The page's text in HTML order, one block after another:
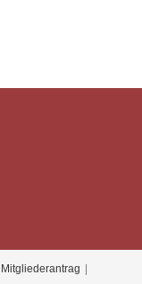
Mitgliederantrag